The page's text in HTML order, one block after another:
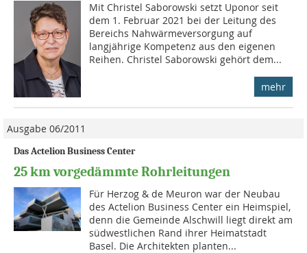
Mit Christel Saborowski setzt Uponor seit
dem 1. Februar 2021 bei der Leitung des
Bereichs Nahwärmeversorgung auf
langjährige Kompetenz aus den eigenen
Reihen. Christel Saborowski gehört dem...
mehr
Ausgabe 06/2011
Das Actelion Business Center
25 km vorgedämmte Rohrleitungen
Für Herzog & de Meuron war der Neu­bau
des Actelion Business Center ein Heimspiel,
denn die Gemeinde Alschwill liegt direkt am
südwestlichen Rand ihrer Heimatstadt
Basel. Die Architek­ten planten...